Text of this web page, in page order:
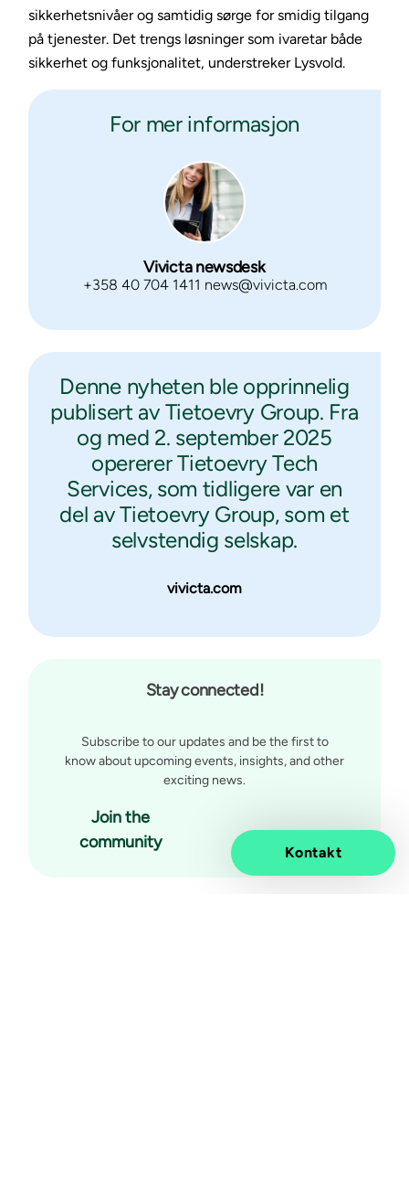
sikkerhetsnivåer og samtidig sørge for smidig tilgang
på tjenester. Det trengs løsninger som ivaretar både
sikkerhet og funksjonalitet, understreker Lysvold.
For mer informasjon
Vivicta newsdesk
+358 40 704 1411 news@vivicta.com
Kontakt
Denne nyheten ble opprinnelig
publisert av Tietoevry Group. Fra
og med 2. september 2025
opererer Tietoevry Tech
Services, som tidligere var en
del av Tietoevry Group, som et
selvstendig selskap.
vivicta.com
Stay connected!
Subscribe to our updates and be the first to
know about upcoming events, insights, and other
exciting news.
Join the
community